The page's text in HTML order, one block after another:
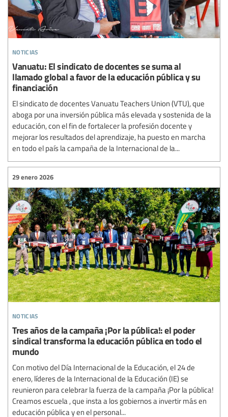
noticias
Vanuatu: El sindicato de docentes se suma al
llamado global a favor de la educación pública y su
financiación
El sindicato de docentes Vanuatu Teachers Union (VTU), que
aboga por una inversión pública más elevada y sostenida de la
educación, con el fin de fortalecer la profesión docente y
mejorar los resultados del aprendizaje, ha puesto en marcha
en todo el país la campaña de la Internacional de la...
noticias
29 enero 2026
Tres años de la campaña ¡Por la pública!: el poder
sindical transforma la educación pública en todo el
mundo
Con motivo del Día Internacional de la Educación, el 24 de
enero, líderes de la Internacional de la Educación (IE) se
reunieron para celebrar la fuerza de la campaña ¡Por la pública!
Creamos escuela , que insta a los gobiernos a invertir más en
educación pública y en el personal...